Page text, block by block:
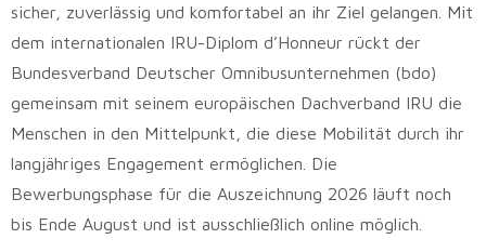
sicher, zuverlässig und komfortabel an ihr Ziel gelangen. Mit
dem internationalen IRU-Diplom d’Honneur rückt der
Bundesverband Deutscher Omnibusunternehmen (bdo)
gemeinsam mit seinem europäischen Dachverband IRU die
Menschen in den Mittelpunkt, die diese Mobilität durch ihr
langjähriges Engagement ermöglichen. Die
Bewerbungsphase für die Auszeichnung 2026 läuft noch
bis Ende August und ist ausschließlich online möglich.